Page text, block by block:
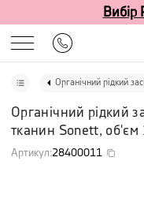
Вибір
Органічний рідкий
Органічний рідкий
тканин Sonett, об'єм
Артикул:28400011